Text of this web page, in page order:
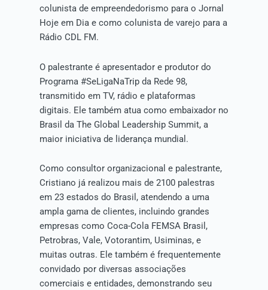
colunista de empreendedorismo para o Jornal
Hoje em Dia e como colunista de varejo para a
Rádio CDL FM.
O palestrante é apresentador e produtor do
Programa #SeLigaNaTrip da Rede 98,
transmitido em TV, rádio e plataformas
digitais. Ele também atua como embaixador no
Brasil da The Global Leadership Summit, a
maior iniciativa de liderança mundial.
Como consultor organizacional e palestrante,
Cristiano já realizou mais de 2100 palestras
em 23 estados do Brasil, atendendo a uma
ampla gama de clientes, incluindo grandes
empresas como Coca-Cola FEMSA Brasil,
Petrobras, Vale, Votorantim, Usiminas, e
muitas outras. Ele também é frequentemente
convidado por diversas associações
comerciais e entidades, demonstrando seu